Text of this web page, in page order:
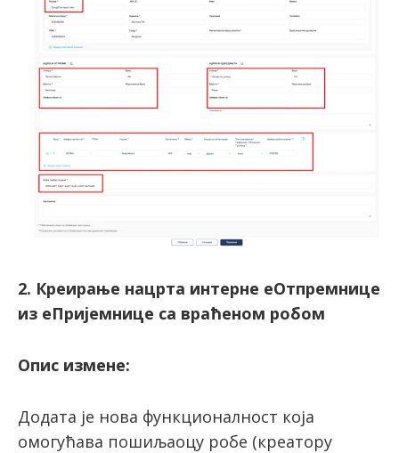
2. Креирање нацрта интерне еОтпремнице
из еПријемнице са враћеном робом
Опис измене:
Додата је нова функционалност која
омогућава пошиљаоцу робе (креатору